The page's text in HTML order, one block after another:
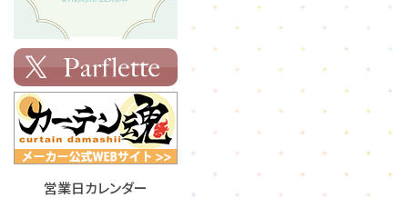
営業日カレンダー